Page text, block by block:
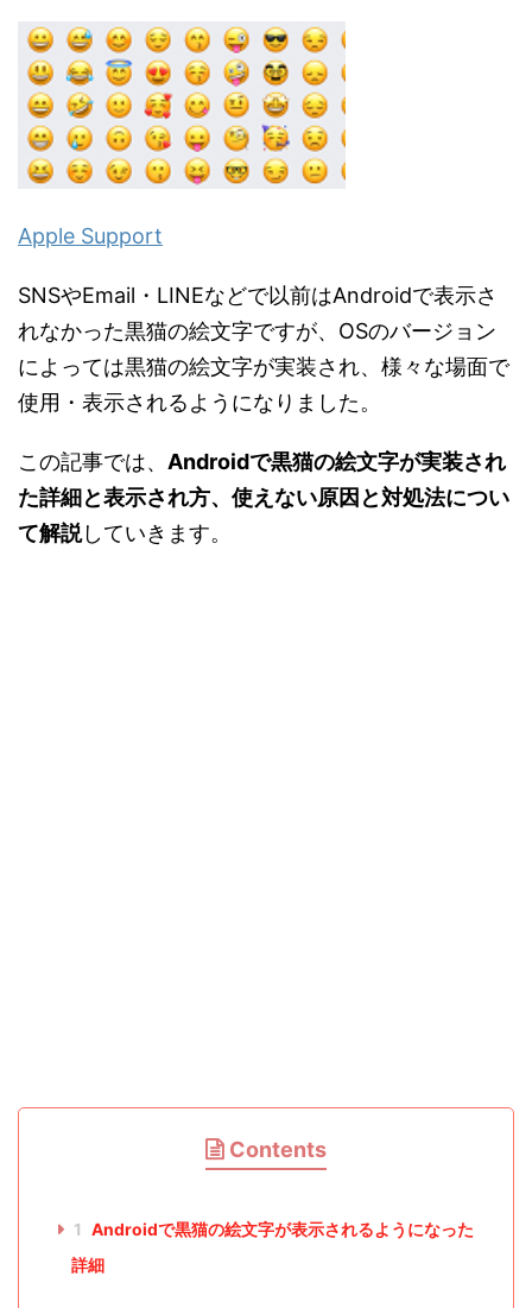
Apple Support
SNSやEmail・LINEなどで以前はAndroidで表示さ
れなかった黒猫の絵文字ですが、OSのバージョン
によっては黒猫の絵文字が実装され、様々な場面で
使用・表示されるようになりました。
この記事では、 Androidで黒猫の絵文字が実装され
た詳細と表示され方、使えない原因と対処法につい
て解説していきます。
Contents
1 Androidで黒猫の絵文字が表示されるようになった
詳細